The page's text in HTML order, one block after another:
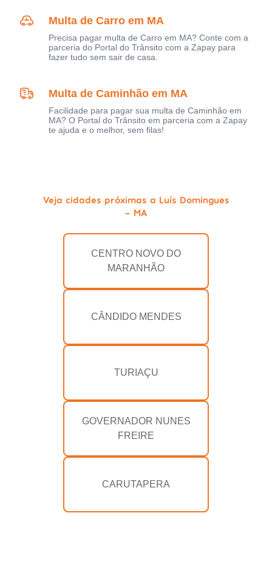
Multa de Carro em MA
Precisa pagar multa de Carro em MA? Conte com a
parceria do Portal do Trânsito com a Zapay para
fazer tudo sem sair de casa.
Multa de Caminhão em MA
Facilidade para pagar sua multa de Caminhão em
MA? O Portal do Trânsito em parceria com a Zapay
te ajuda e o melhor, sem filas!
Veja cidades próximas a Luís Domingues
- MA
CENTRO NOVO DO
MARANHÃO
CÂNDIDO MENDES
TURIAÇU
GOVERNADOR NUNES
FREIRE
CARUTAPERA